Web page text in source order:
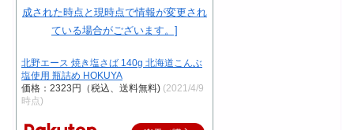
北野エース 焼き塩さば 140g 北海道こんぶ
塩使用 瓶詰め HOKUYA
価格：2323円（税込、送料無料) (2021/4/9
時点)